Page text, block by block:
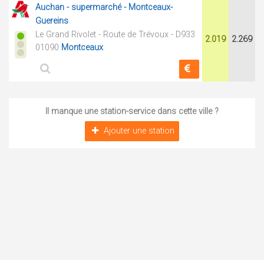
Auchan - supermarché - Montceaux-
Guereins
Le Grand Rivolet - Route de Trévoux - D933
01090 Montceaux
2.019 2.269
Il manque une station-service dans cette ville ?
Ajouter une station